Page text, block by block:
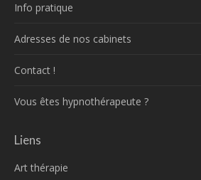
Info pratique
Adresses de nos cabinets
Contact !
Vous êtes hypnothérapeute ?
Liens
Art thérapie